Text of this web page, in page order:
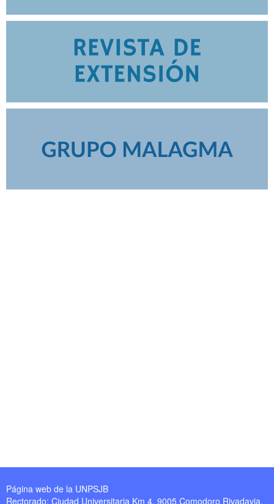
Página web de la UNPSJB
Rectorado: Ciudad Universitaria Km 4, 9005 Comodoro Rivadavia,